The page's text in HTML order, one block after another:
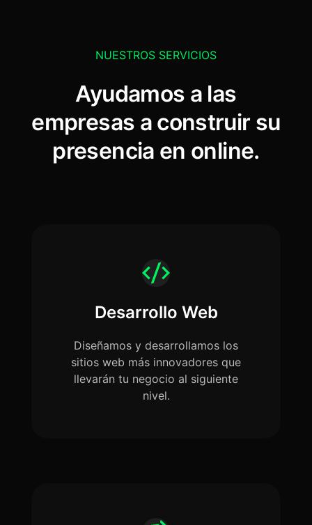
NUESTROS SERVICIOS
Ayudamos a las
empresas a construir su
presencia en online.
Desarrollo Web
Diseñamos y desarrollamos los
sitios web más innovadores que
llevarán tu negocio al siguiente
nivel.